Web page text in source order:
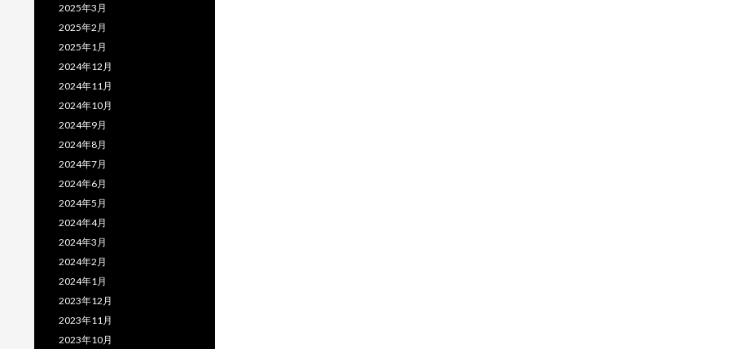
2025年3月
2025年2月
2025年1月
2024年12月
2024年11月
2024年10月
2024年9月
2024年8月
2024年7月
2024年6月
2024年5月
2024年4月
2024年3月
2024年2月
2024年1月
2023年12月
2023年11月
2023年10月